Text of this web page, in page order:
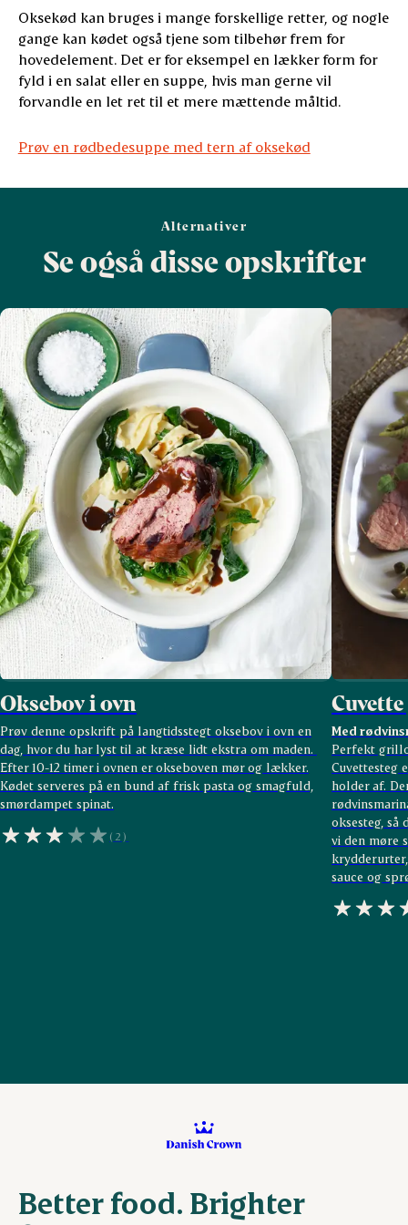
Oksekød kan bruges i mange forskellige retter, og nogle
gange kan kødet også tjene som tilbehør frem for
hovedelement. Det er for eksempel en lækker form for
fyld i en salat eller en suppe, hvis man gerne vil
forvandle en let ret til et mere mættende måltid.
Prøv en rødbedesuppe med tern af oksekød
Alternativer
Se også disse opskrifter
Oksebov i ovn
Prøv denne opskrift på langtidsstegt oksebov i ovn en
dag, hvor du har lyst til at kræse lidt ekstra om maden.
Efter 10-12 timer i ovnen er okseboven mør og lækker.
Kødet serveres på en bund af frisk pasta og smagfuld,
smørdampet spinat.
(2)
Med
Perfekt
Cuvettesteg
holder af.
oksesteg, så
vi den møre
sauce og
Better food. Brighter